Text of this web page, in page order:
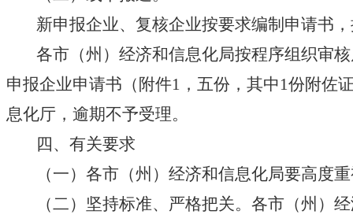
新申报企业、复核企业按要求编制申请书，
各市（州）经济和信息化局按程序组织审核
申报企业申请书（附件1，五份，其中1份附佐
息化厅，逾期不予受理。
四、有关要求
（一）各市（州）经济和信息化局要高度重
（二）坚持标准、严格把关。各市（州）经